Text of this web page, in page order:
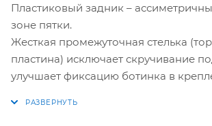
Пластиковый задник –
зоне пятки.
Жесткая промежуточная стелька
пластина) исключает скручивание
улучшает фиксацию ботинка в